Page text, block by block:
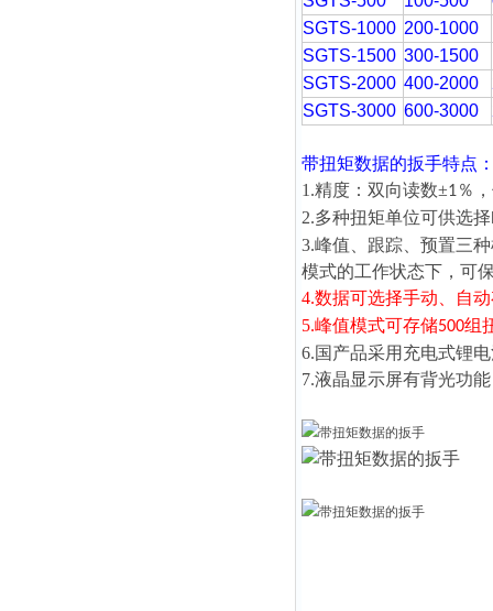
SGTS-1000 200-1000
SGTS-1500 300-1500
SGTS-2000 400-2000
SGTS-3000 600-3000
带扭矩数据的扳手特点
1.精度：双向读数±1％
2.多种扭矩单位可供选择
3.峰值、跟踪、预置三
模式的工作状态下，可
4.数据可选择手动、自
5.峰值模式可存储500组
6.国产品采用充电式锂
7.液晶显示屏有背光功